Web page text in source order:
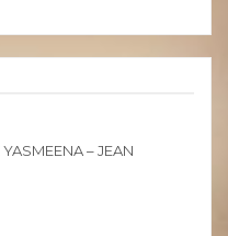
– JEAN